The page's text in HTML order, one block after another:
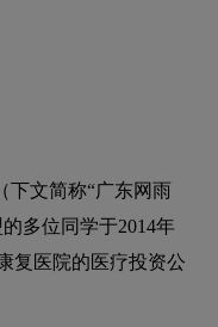
下文简称“广东网雨
多位同学于2014年
复医院的医疗投资公